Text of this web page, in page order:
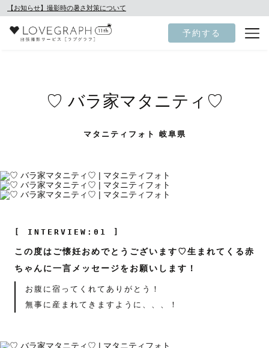
【お知らせ】撮影時の暑さ対策について
予約する
♡ バラ家マタニティ♡
マタニティフォト 岐阜県
[ INTERVIEW:01 ]
この度はご懐妊おめでとうございます♡生まれてくる赤
ちゃんに一言メッセージをお願いします！
お腹に宿ってくれてありがとう！
無事に産まれてきますように、、、！